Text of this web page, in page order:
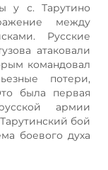
у с. Тарутино
между
Русские
атаковали
командовал
потери,
была первая
армии
бой
боевого духа